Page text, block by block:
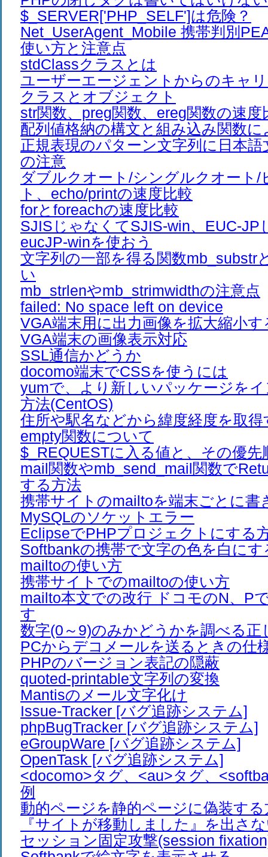
$_SERVER['PHP_SELF']は危険？
Net_UserAgent_Mobile 携帯判別
使い方と注意点
stdClassクラスとは
ユーザーエージェントからのキャ
クラスとオブジェクト
str関数、preg関数、ereg関数の速度
配列値格納の構文と組み込み関数に
正規表現のパターン文字列に日本
の注意
ダブルクオート/シングルクオート/
ト、echo/printの速度比較
forとforeachの速度比較
SJISじゃなくてSJIS-win、EUC-JP
eucJP-winを使おう
文字列の一部を得る関数mb_substr
い
mb_strlenやmb_strimwidthの注意点
failed: No space left on device
VGA端末用に出力画像を拡大縮小す
VGA端末の画像表示対応
SSL通信かどうか
docomo端末でCSSを使うには
yumで、より新しいパッケージを
方法(CentOS)
住所や駅名などから緯度経度を取得
empty関数について
$_REQUESTに入る値と、その優先
mail関数やmb_send_mail関数で
する方法
携帯サイトのmailtoを端末ごとに書
MySQLのソケットエラー
EclipseでPHPプロジェクトにする
Softbankの携帯で文字の色を白に
mailtoの使い方
携帯サイトでのmailtoの使い方
mailto本文での改行 ドコモのN、P
す
数字(0～9)のみかどうかを調べる正
PCからデコメールを送るときの仕
PHPのバージョン表記の隠蔽
quoted-printable文字列の変換
Mantisのメール文字化け
Issue-Tracker [バグ追跡システム]
phpBugTracker [バグ追跡システム]
eGroupWare [バグ追跡システム]
OpenTask [バグ追跡システム]
<docomo>タグ、<au>タグ、
例
動的ページを静的ページに偽装する
『サイトが移動しました』を出さ
セッション固定攻撃(session